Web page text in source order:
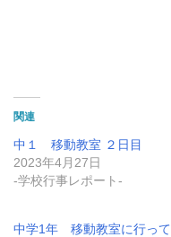
関連
中１ 移動教室 ２日目
2023年4月27日
-学校行事レポート-
中学1年 移動教室に行って